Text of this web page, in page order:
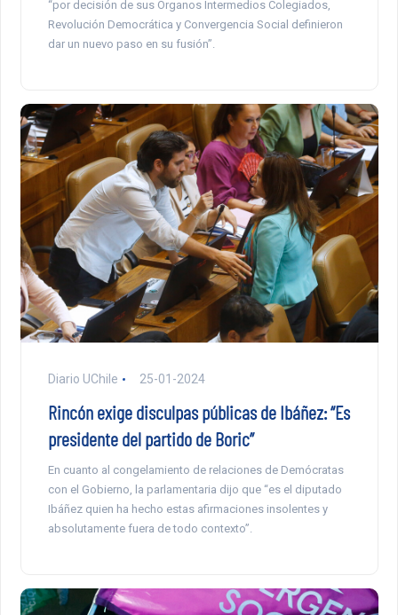
“por decisión de sus Órganos Intermedios Colegiados,
Revolución Democrática y Convergencia Social definieron
dar un nuevo paso en su fusión”.
Diario UChile 25-01-2024
Rincón exige disculpas públicas de Ibáñez: “Es
presidente del partido de Boric”
En cuanto al congelamiento de relaciones de Demócratas
con el Gobierno, la parlamentaria dijo que “es el diputado
Ibáñez quien ha hecho estas afirmaciones insolentes y
absolutamente fuera de todo contexto”.